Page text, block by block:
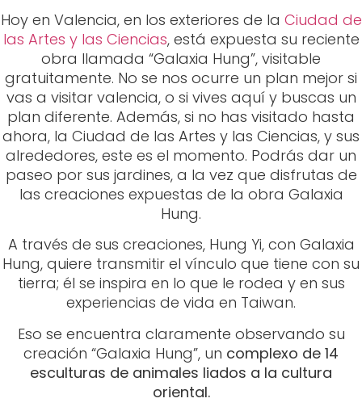
Hoy en Valencia, en los exteriores de la Ciudad de
las Artes y las Ciencias, está expuesta su reciente
obra llamada “Galaxia Hung”, visitable
gratuitamente. No se nos ocurre un plan mejor si
vas a visitar valencia, o si vives aquí y buscas un
plan diferente. Además, si no has visitado hasta
ahora, la Ciudad de las Artes y las Ciencias, y sus
alrededores, este es el momento. Podrás dar un
paseo por sus jardines, a la vez que disfrutas de
las creaciones expuestas de la obra Galaxia
Hung.
A través de sus creaciones, Hung Yi, con Galaxia
Hung, quiere transmitir el vínculo que tiene con su
tierra; él se inspira en lo que le rodea y en sus
experiencias de vida en Taiwan.
Eso se encuentra claramente observando su
creación “Galaxia Hung”, un complexo de 14
esculturas de animales liados a la cultura
oriental.